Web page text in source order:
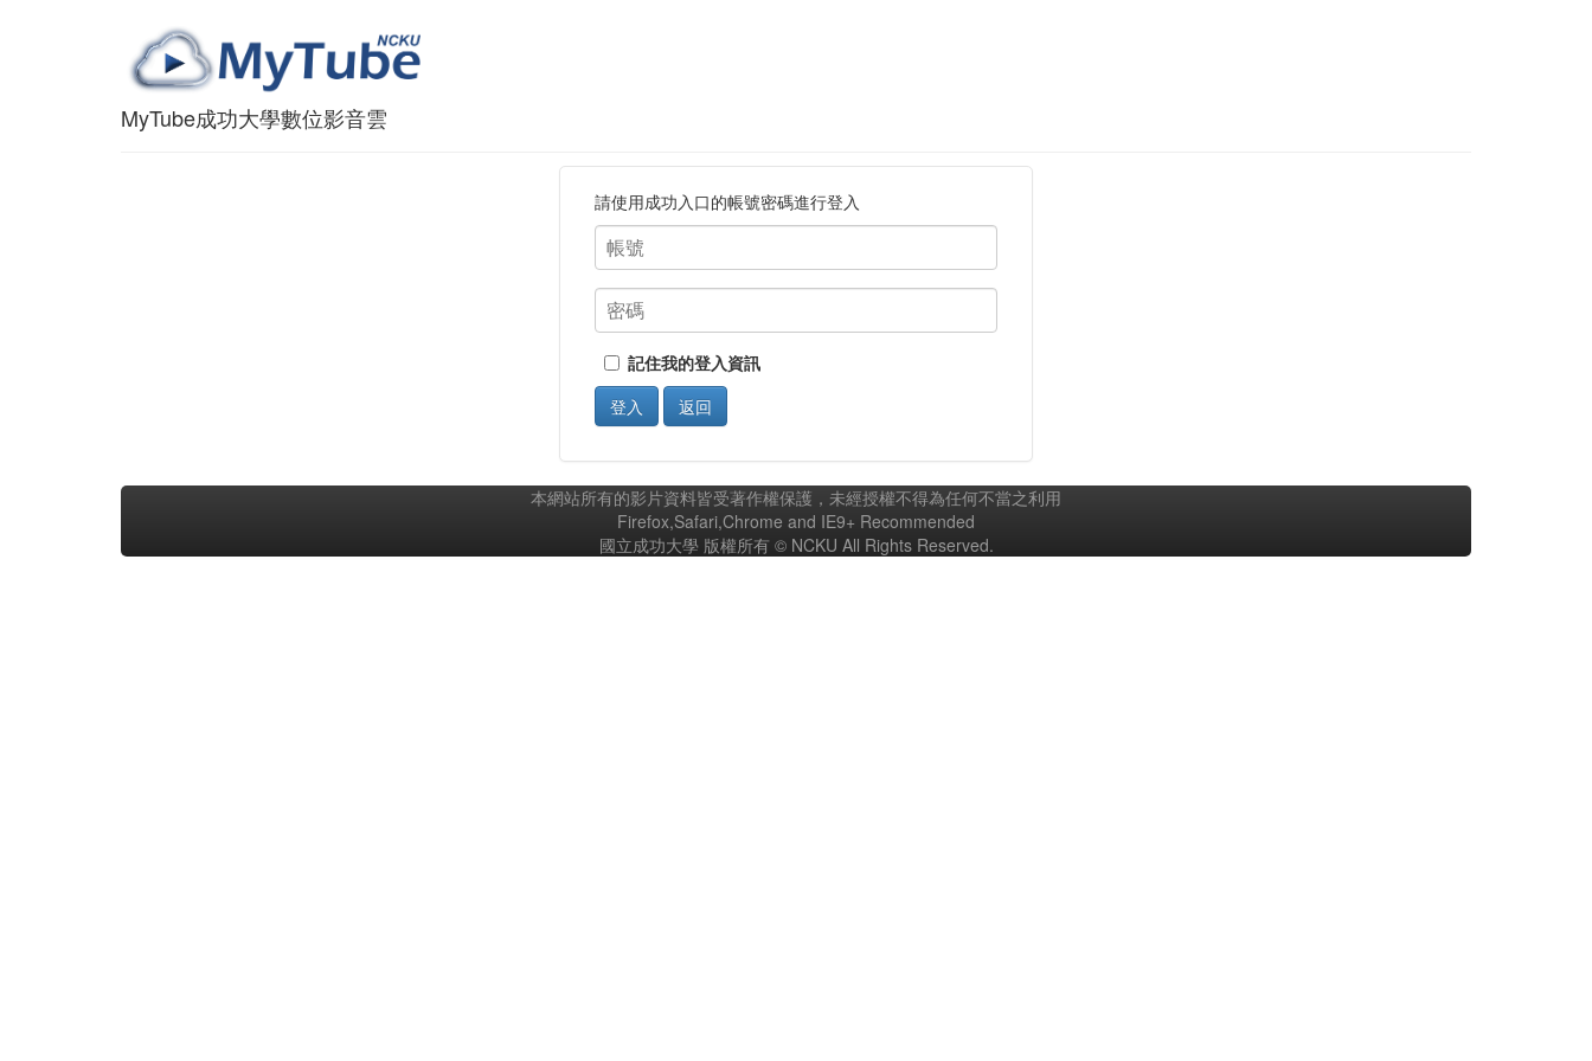
MyTube成功大學數位影音雲
請使用成功入口的帳號密碼進行登入
記住我的登入資訊
登入
返回
本網站所有的影片資料皆受著作權保護，未經授權不得為任何不當之利用
Firefox,Safari,Chrome and IE9+ Recommended
國立成功大學 版權所有 © NCKU All Rights Reserved.